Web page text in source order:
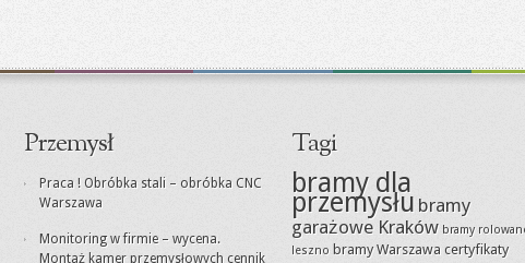
Przemysł
Praca ! Obróbka stali – obróbka CNC
Warszawa
Monitoring w firmie – wycena.
Montaż kamer przemysłowych cennik
Tagi
bramy dla
przemysłu bramy
garażowe Kraków bramy
leszno bramy Warszawa certyfikaty